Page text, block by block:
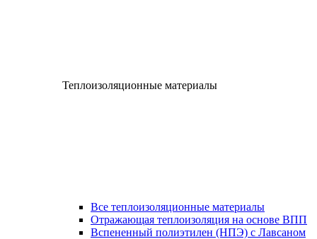
Теплоизоляционные материалы
Все теплоизоляционные материалы
Отражающая теплоизоляция на основе ВПП
Вспененный полиэтилен (НПЭ) с Лавсаном